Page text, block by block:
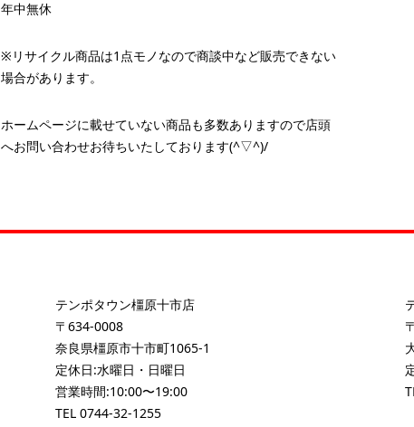
年中無休
※リサイクル商品は1点モノなので商談中など販売できない
場合があります。
ホームページに載せていない商品も多数ありますので店頭
へお問い合わせお待ちいたしております(^▽^)/
テンポタウン橿原十市店
〒634-0008
奈良県橿原市十市町1065-1
定休日:水曜日・日曜日
営業時間:10:00〜19:00
TEL0744-32-1255